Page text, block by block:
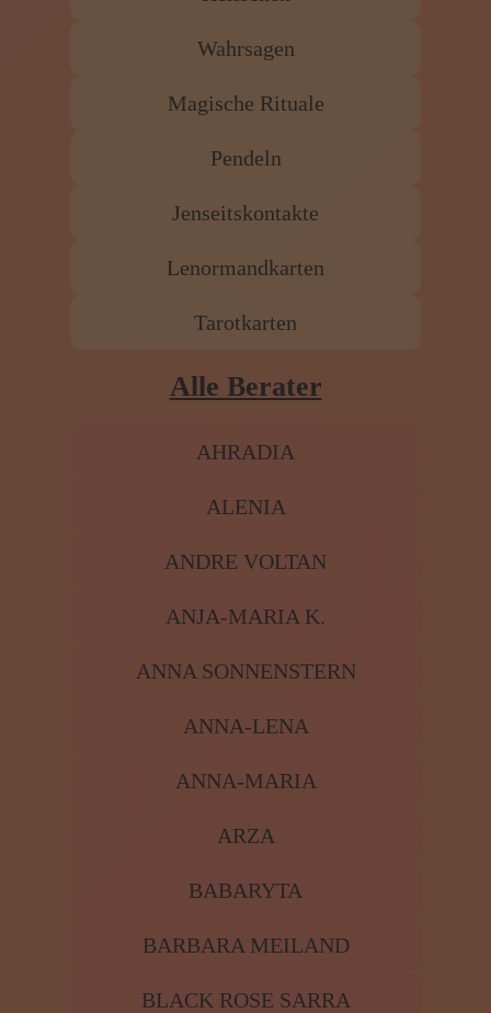
Wahrsagen
Magische Rituale
Pendeln
Jenseitskontakte
Lenormandkarten
Tarotkarten
Alle Berater
AHRADIA
ALENIA
ANDRE VOLTAN
ANJA-MARIA K.
ANNA SONNENSTERN
ANNA-LENA
ANNA-MARIA
ARZA
BABARYTA
BARBARA MEILAND
BLACK ROSE SARRA